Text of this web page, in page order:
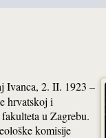
Ivanca, 2. II. 1923 –
hrvatskoj i
u Zagrebu.
komisije